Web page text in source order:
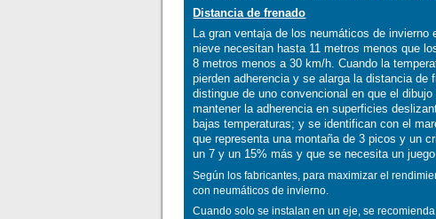
Distancia de frenado
La gran ventaja de los neumáticos de
nieve necesitan hasta 11 metros menos que
8 metros menos a 30 km/h. Cuando la
pierden adherencia y se alarga la distancia
distingue de uno convencional en que el
mantener la adherencia en superficies
bajas temperaturas; y se identifican con el
que representa una montaña de 3 picos y un
un 7 y un 15% más y que se necesita un
Según los fabricantes, para maximizar el
con neumáticos de invierno.
Cuando solo se instalan en un eje, se